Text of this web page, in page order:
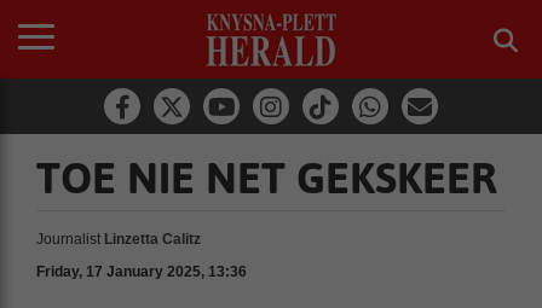
TOE NIE NET GEKSKEER
Journalist Linzetta Calitz
Friday, 17 January 2025, 13:36